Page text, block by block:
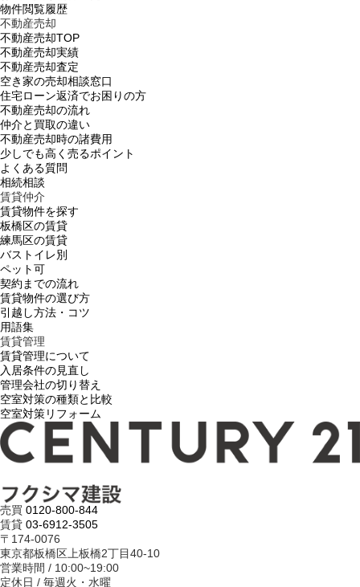
物件閲覧履歴
不動産売却
不動産売却TOP
不動産売却実績
不動産売却査定
空き家の売却相談窓口
住宅ローン返済でお困りの方
不動産売却の流れ
仲介と買取の違い
不動産売却時の諸費用
少しでも高く売るポイント
よくある質問
相続相談
賃貸仲介
賃貸物件を探す
板橋区の賃貸
練馬区の賃貸
バストイレ別
ペット可
契約までの流れ
賃貸物件の選び方
引越し方法・コツ
用語集
賃貸管理
賃貸管理について
入居条件の見直し
管理会社の切り替え
空室対策の種類と比較
空室対策リフォーム
売買 0120-800-844
賃貸 03-6912-3505
〒174-0076
東京都板橋区上板橋2丁目40-10
営業時間 / 10:00~19:00
定休日 / 毎週火・水曜